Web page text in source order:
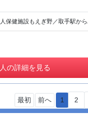
保健施設もえぎ野／取手駅か
の詳細を見る
最初 前へ 1 2